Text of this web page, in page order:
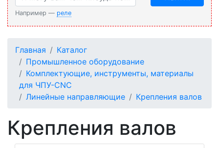
Например — реле
Главная
Каталог
Промышленное оборудование
Комплектующие, инструменты, материалы
для ЧПУ-CNC
Линейные направляющие
Крепления валов
Крепления валов